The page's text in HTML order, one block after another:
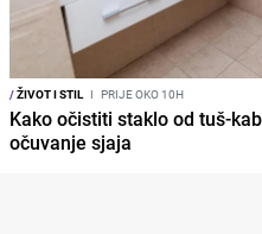
/ŽIVOT I STIL I PRIJE OKO 10H
Kako očistiti staklo od tuš-
očuvanje sjaja